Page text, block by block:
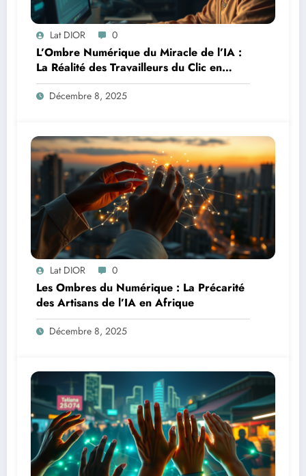
Lat DIOR 0
L’Ombre Numérique du Miracle de l’IA :
La Réalité des Travailleurs du Clic en
Afrique
Décembre 8, 2025
Lat DIOR 0
Les Ombres du Numérique : La Précarité
des Artisans de l’IA en Afrique
Décembre 8, 2025